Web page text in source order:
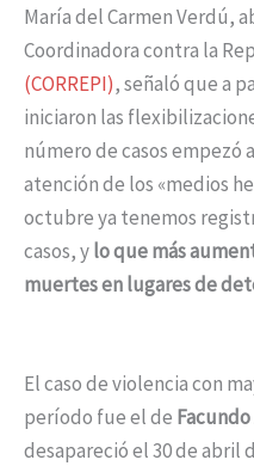
María del Carmen Verdú,
Coordinadora contra la
(CORREPI), señaló que a
iniciaron las
número de casos empezó
atención de los «medios
octubre ya tenemos
casos, ylo que más
muertes en lugares de
El caso de violencia con
período fue el de
desapareció el 30 de abril